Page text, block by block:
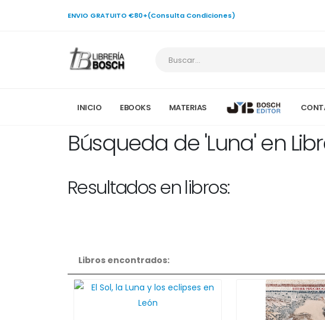
ENVIO GRATUITO €80+(Consulta Condiciones)
INICIO EBOOKS MATERIAS
Búsqueda de 'Luna' en
Resultados en libros:
Libros encontrados: